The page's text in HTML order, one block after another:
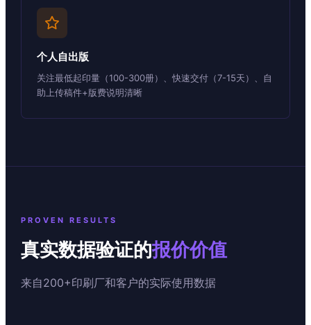
个人自出版
关注最低起印量（100-300册）、快速交付（7-15天）、自
助上传稿件+版费说明清晰
PROVEN RESULTS
真实数据验证的报价价值
来自200+印刷厂和客户的实际使用数据